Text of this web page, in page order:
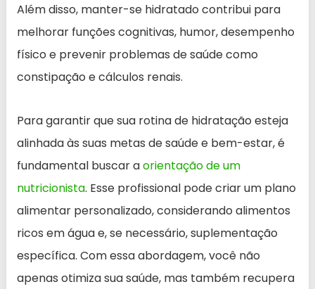
Além disso, manter-se hidratado contribui para
melhorar funções cognitivas, humor, desempenho
físico e prevenir problemas de saúde como
constipação e cálculos renais.
Para garantir que sua rotina de hidratação esteja
alinhada às suas metas de saúde e bem-estar, é
fundamental buscar aorientação de um
nutricionista. Esse profissional pode criar um plano
alimentar personalizado, considerando alimentos
ricos em água e, se necessário, suplementação
específica. Com essa abordagem, você não
apenas otimiza sua saúde, mas também recupera